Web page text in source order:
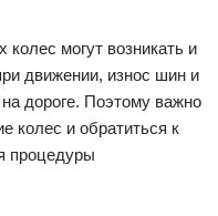
колес могут возникать и
движении, износ шин и
дороге. Поэтому важно
колес и обратиться к
процедуры